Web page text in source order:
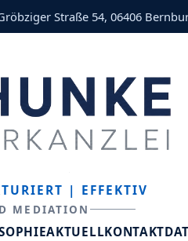
Straße 54, 06406
| EFFEKTIV
MEDIATION
AKTUELLKONTAKT